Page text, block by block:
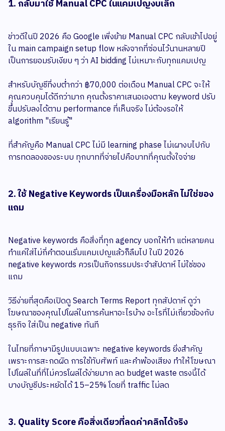
1. กลับมาใช้ Manual CPC ในแคมเปญงบเล็ก
ข่าวดีในปี 2026 คือ Google เพิ่งย้าย Manual CPC กลับเข้าไปอยู่
ใน main campaign setup flow หลังจากที่ซ่อนไว้นานหลายปี
เป็นการยอมรับเงียบ ๆ ว่า AI bidding ไม่เหมาะกับทุกแคมเปญ
สำหรับบัญชีที่งบต่ำกว่า ฿70,000 ต่อเดือน Manual CPC จะให้
คุณควบคุมได้ดีกว่ามาก คุณตั้งราคาเสนอเองตาม keyword ปรับ
ขึ้นปรับลงได้ตาม performance ที่เห็นจริง ไม่ต้องรอให้
algorithm "เรียนรู้"
ที่สำคัญคือ Manual CPC ไม่มี learning phase ไม่เผางบไปกับ
การทดลองของระบบ ทุกบาทที่จ่ายไปคือบาทที่คุณตั้งใจจ่าย
2. ใช้ Negative Keywords เป็นเครื่องมือหลัก ไม่ใช่ของ
แถม
Negative keywords คือสิ่งที่ทุก agency บอกให้ทำ แต่หลายคน
ทำแค่ใส่ไม่กี่คำตอนเริ่มแคมเปญแล้วก็ลืมไป ในปี 2026
negative keywords ควรเป็นกิจกรรมประจำสัปดาห์ ไม่ใช่ของ
แถม
วิธีง่ายที่สุดคือเปิดดู Search Terms Report ทุกสัปดาห์ ดูว่า
โฆษณาของคุณไปโผล่ในการค้นหาอะไรบ้าง อะไรที่ไม่เกี่ยวข้องกับ
ธุรกิจ ใส่เป็น negative ทันที
ในไทยที่ภาษามีรูปแบบเฉพาะ negative keywords ยิ่งสำคัญ
เพราะการสะกดผิด การใช้ทับศัพท์ และคำพ้องเสียง ทำให้โฆษณา
ไปโผล่ในที่ที่ไม่ควรโผล่ได้ง่ายมาก ลด budget waste ตรงนี้ได้
บางบัญชีประหยัดได้ 15–25% โดยที่ traffic ไม่ลด
3. Quality Score คือสิ่งเดียวที่ลดค่าคลิกได้จริง